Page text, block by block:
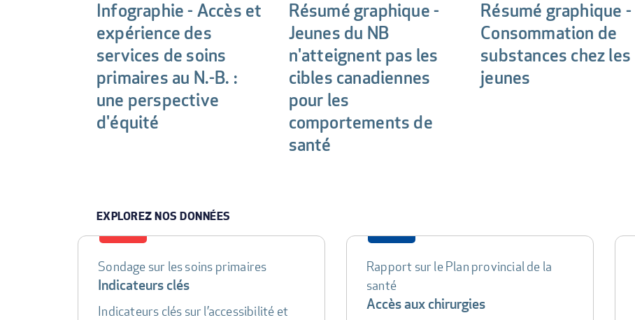
Infographie - Accès et
expérience des
services de soins
primaires au N.-B. :
une perspective
d'équité
Résumé graphique -
Jeunes du NB
n'atteignent pas les
cibles canadiennes
pour les
comportements de
santé
Résumé graphique -
Consommation de
substances chez les
jeunes
EXPLOREZ NOS DONNÉES
DATA
Sondage sur les soins primaires
Indicateurs clés
Indicateurs clés sur l’accessibilité et
Rapport sur le Plan provincial de la
santé
Accès aux chirurgies